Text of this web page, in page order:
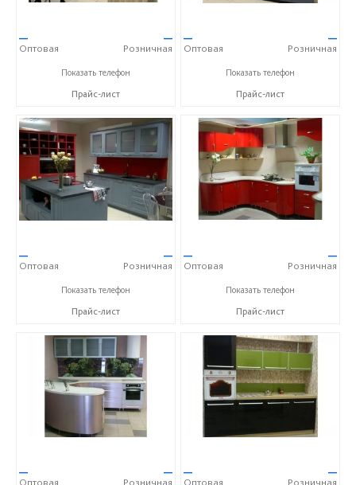
—
Оптовая
—
Розничная
+7 (903) 851-42-43
Показать телефон
Прайс-лист
—
Оптовая
—
Розничная
+7 (903) 851-42-43
Показать телефон
Прайс-лист
—
Оптовая
—
Розничная
+7 (903) 851-42-43
Показать телефон
Прайс-лист
—
Оптовая
—
Розничная
+7 (903) 851-42-43
Показать телефон
Прайс-лист
—
Оптовая
—
Розничная
—
Оптовая
—
Розничная